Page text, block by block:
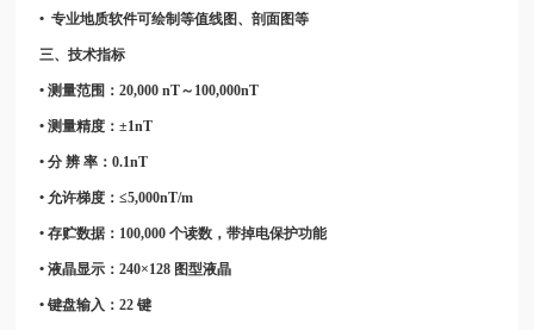
• 专业地质软件可绘制等值线图、剖面图等
三、技术指标
• 测量范围：20,000 nT～100,000nT
• 测量精度：±1nT
• 分 辨 率：0.1nT
• 允许梯度：≤5,000nT/m
• 存贮数据：100,000 个读数，带掉电保护功能
• 液晶显示：240×128 图型液晶
• 键盘输入：22 键